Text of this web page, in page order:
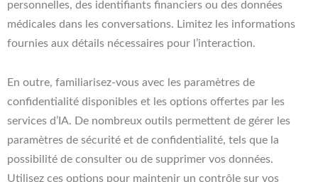
personnelles, des identifiants financiers ou des données
médicales dans les conversations. Limitez les informations
fournies aux détails nécessaires pour l’interaction.
En outre, familiarisez-vous avec les paramètres de
confidentialité disponibles et les options offertes par les
services d’IA. De nombreux outils permettent de gérer les
paramètres de sécurité et de confidentialité, tels que la
possibilité de consulter ou de supprimer vos données.
Utilisez ces options pour maintenir un contrôle sur vos